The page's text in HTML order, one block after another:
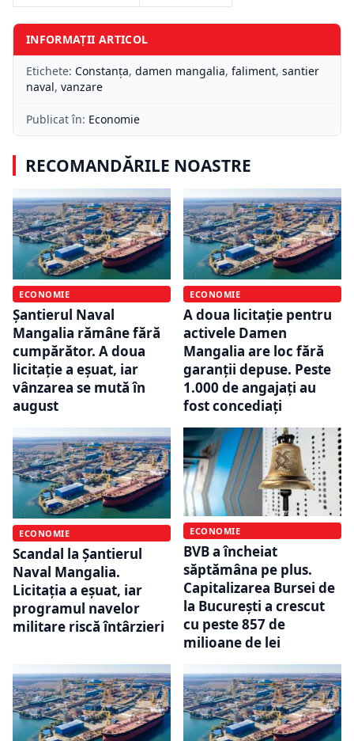
INFORMAȚII ARTICOL
Etichete: Constanța, damen mangalia, faliment, santier
naval, vanzare
Publicat în: Economie
RECOMANDĂRILE NOASTRE
ECONOMIE
Șantierul Naval
Mangalia rămâne fără
cumpărător. A doua
licitație a eșuat, iar
vânzarea se mută în
august
ECONOMIE
A doua licitație pentru
activele Damen
Mangalia are loc fără
garanții depuse. Peste
1.000 de angajați au
fost concediați
ECONOMIE
Scandal la Șantierul
Naval Mangalia.
Licitația a eșuat, iar
programul navelor
militare riscă întârzieri
ECONOMIE
BVB a încheiat
săptămâna pe plus.
Capitalizarea Bursei de
la București a crescut
cu peste 857 de
milioane de lei